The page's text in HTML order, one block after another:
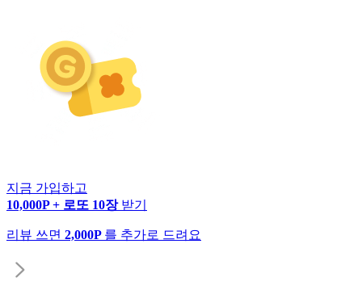
지금 가입하고
10,000P + 로또 10장 받기
리뷰 쓰면 2,000P 를 추가로 드려요